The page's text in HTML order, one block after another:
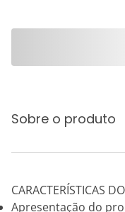
Sobre o produto
CARACTERÍSTICAS
Apresentação do